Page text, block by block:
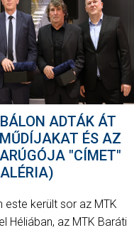
ADTÁK ÁT
ÉS AZ
"CÍMET"
este került sor az MTK
Héliában, az MTK Baráti